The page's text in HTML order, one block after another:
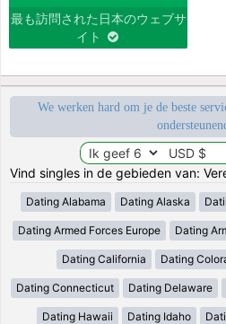
最も訪問された日本のウェブサ
イト
We werken hard om je de beste
Vind singles in de gebieden van:
Dating Alabama Dating Alaska
Dating Armed Forces Europe Dating
Dating California Dating
Dating Connecticut Dating Delaware
Dating Hawaii Dating Idaho